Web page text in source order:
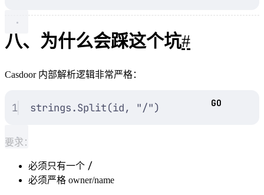
八、为什么会踩这个坑#
Casdoor 内部解析逻辑非常严格：
1 strings.Split(id , "/")
要求：
必须只有一个 /
必须严格 owner/name